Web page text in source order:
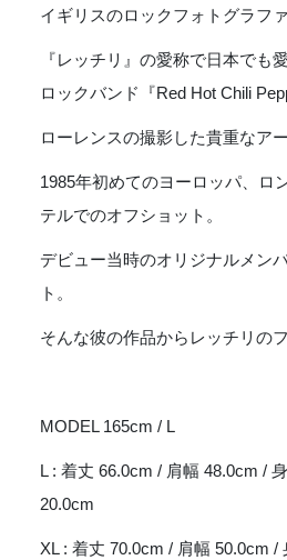
イギリスのロックフォトグラファ
『レッチリ』の愛称で日本でも
ロックバンド『Red Hot Chili
ローレンスの撮影した貴重なア
1985年初めてのヨーロッパ、ロ
テルでのオフショット。
デビュー当時のオリジナルメン
ト。
そんな彼の作品からレッチリの
MODEL 165cm / L
L : 着丈 66.0cm / 肩幅 48.0cm /
20.0cm
XL : 着丈 70.0cm / 肩幅 50.0cm /